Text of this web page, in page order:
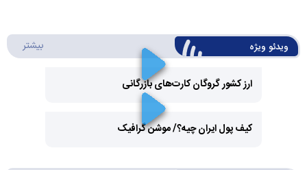
ویدئو ویژه بیشتر
ارز کشور گروگان کارت‌های بازرگانی
کیف پول ایران چیه؟/ موشن گرافیک